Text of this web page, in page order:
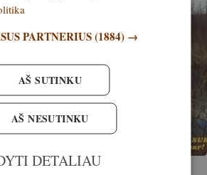
PARTNERIUS(1884) →
AŠ SUTINKU
AŠ NESUTINKU
DETALIAU